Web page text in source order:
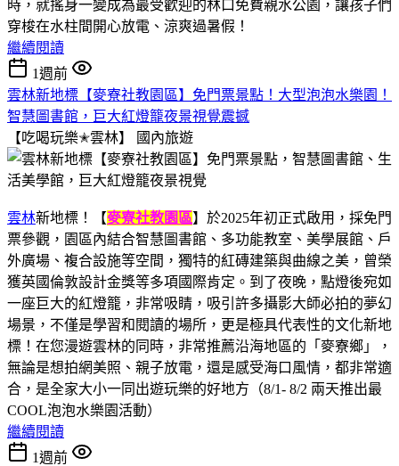
時，就搖身一變成為最受歡迎的林口免費親水公園，讓孩子們
穿梭在水柱間開心放電、涼爽過暑假！
繼續閱讀
1週前
雲林新地標【麥寮社教園區】免門票景點！大型泡泡水樂園！
智慧圖書館，巨大紅燈籠夜景視覺震撼
【吃喝玩樂✭雲林】
國內旅遊
雲林新地標！【麥寮社教園區】於2025年初正式啟用，採免門
票參觀，園區內結合智慧圖書館、多功能教室、美學展館、戶
外廣場、複合設施等空間，獨特的紅磚建築與曲線之美，曾榮
獲英國倫敦設計金獎等多項國際肯定。到了夜晚，點燈後宛如
一座巨大的紅燈籠，非常吸睛，吸引許多攝影大師必拍的夢幻
場景，不僅是學習和閱讀的場所，更是極具代表性的文化新地
標！在您漫遊雲林的同時，非常推薦沿海地區的「麥寮鄉」，
無論是想拍網美照、親子放電，還是感受海口風情，都非常適
合，是全家大小一同出遊玩樂的好地方（8/1- 8/2 兩天推出最
COOL泡泡水樂園活動）
繼續閱讀
1週前